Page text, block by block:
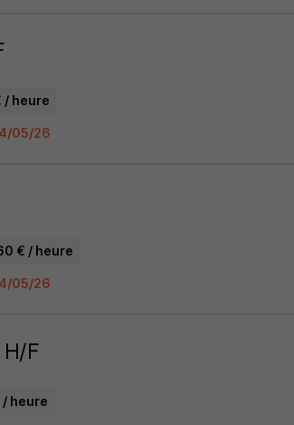
/ heure
05/26
€ / heure
05/26
F
/ heure